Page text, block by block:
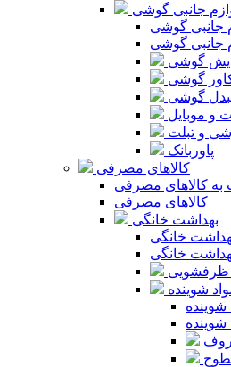
جانبی گوشی
جانبی گوشی
جانبی گوشی
گوشی
گوشی
گوشی
و موبایل
و تبلت
پاوربانک
کالاهای مصرفی
به کالاهای مصرفی
کالاهای مصرفی
بهداشت خانگی
خانگی
خانگی
ظرفشویی
شوینده
شوینده